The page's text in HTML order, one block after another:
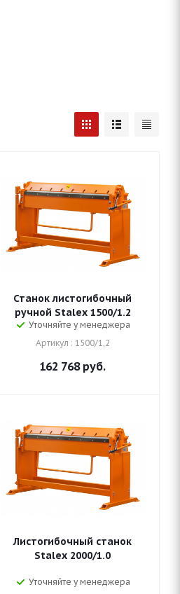
Станок листогибочный
ручной Stalex 1500/1.2
Уточняйте у менеджера
Артикул : 1500/1,2
162 768руб.
Листогибочный станок
Stalex 2000/1.0
Уточняйте у менеджера